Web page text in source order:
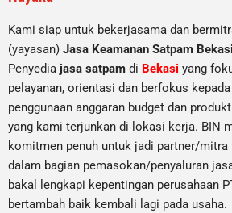
Kami siap untuk bekerjasama dan
(yayasan) Jasa Keamanan Satpam Bekasi
Penyedia jasa satpam di Bekasi yang
pelayanan, orientasi dan berfokus
penggunaan anggaran budget dan
yang kami terjunkan di lokasi kerja. BIN
komitmen penuh untuk jadi partner/mitra
dalam bagian pemasokan/penyaluran
bakal lengkapi kepentingan perusahaan
bertambah baik kembali lagi pada usaha.